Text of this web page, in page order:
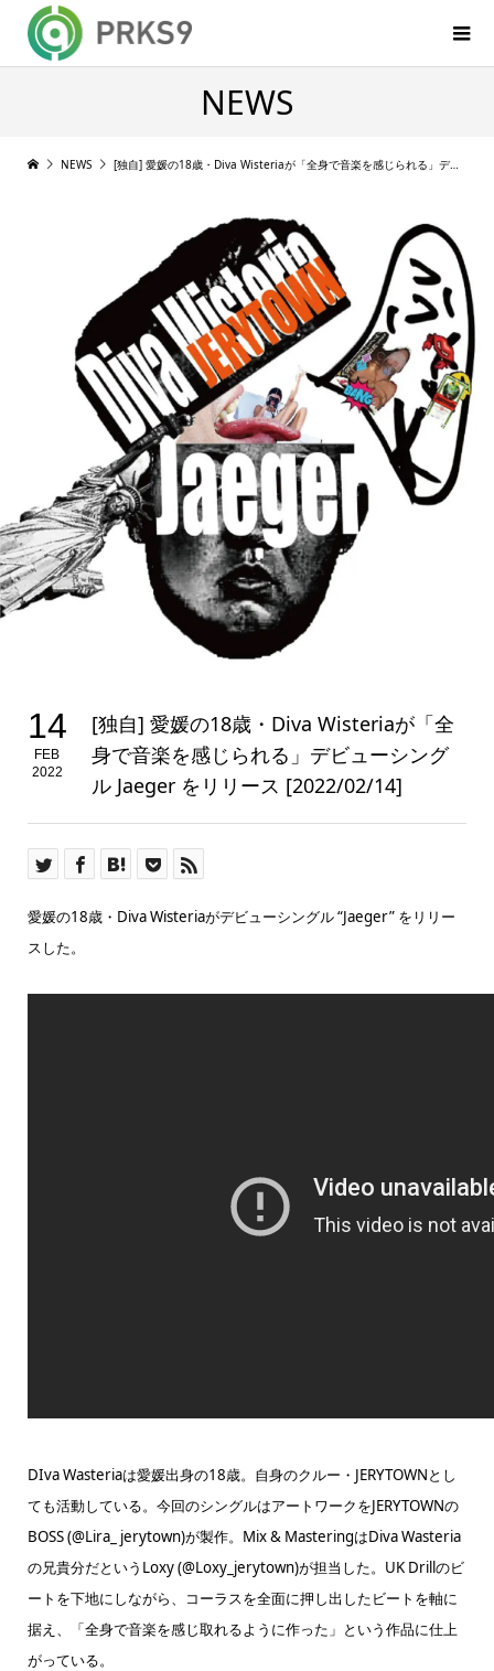
NEWS
NEWS [独自] 愛媛の18歳・Diva Wisteriaが「全身で音楽を感じられる」デビューシングル Jaeger をリリース [2022/02/14]
14
FEB
2022
[独自] 愛媛の18歳・Diva Wisteriaが「全
身で音楽を感じられる」デビューシング
ル Jaeger をリリース [2022/02/14]
愛媛の18歳・Diva Wisteriaがデビューシングル “Jaeger” をリリー
スした。
DIva Wasteriaは愛媛出身の18歳。自身のクルー・JERYTOWNとし
ても活動している。今回のシングルはアートワークをJERYTOWNの
BOSS (@Lira_ jerytown)が製作。Mix & MasteringはDiva Wasteria
の兄貴分だというLoxy (@Loxy_jerytown)が担当した。UK Drillのビ
ートを下地にしながら、コーラスを全面に押し出したビートを軸に
据え、「全身で音楽を感じ取れるように作った」という作品に仕上
がっている。